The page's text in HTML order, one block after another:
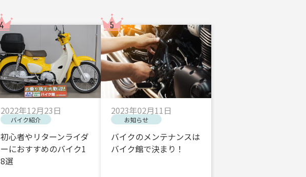
2022年12月23日
バイク紹介
初心者やリターンライダ
ーにおすすめのバイク1
8選
2023年02月11日
お知らせ
バイクのメンテナンスは
バイク館で決まり！